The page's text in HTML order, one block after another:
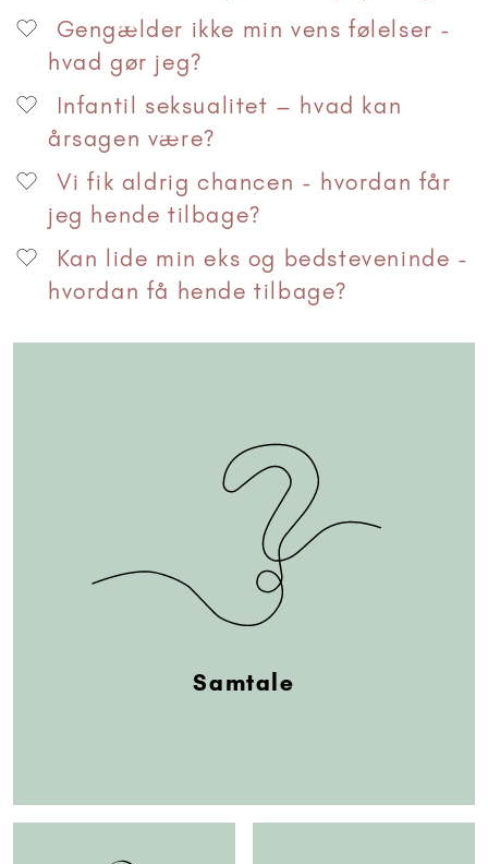
Gengælder ikke min vens følelser -
hvad gør jeg?
Infantil seksualitet – hvad kan
årsagen være?
Vi fik aldrig chancen - hvordan får
jeg hende tilbage?
Kan lide min eks og bedsteveninde -
hvordan få hende tilbage?
Samtale